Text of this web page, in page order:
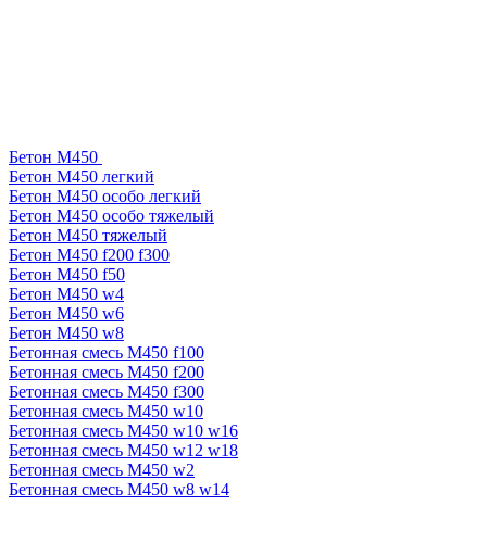
Бетон М450
Бетон М450 легкий
Бетон М450 особо легкий
Бетон М450 особо тяжелый
Бетон М450 тяжелый
Бетон М450 f200 f300
Бетон М450 f50
Бетон М450 w4
Бетон М450 w6
Бетон М450 w8
Бетонная смесь М450 f100
Бетонная смесь М450 f200
Бетонная смесь М450 f300
Бетонная смесь М450 w10
Бетонная смесь М450 w10 w16
Бетонная смесь М450 w12 w18
Бетонная смесь М450 w2
Бетонная смесь М450 w8 w14